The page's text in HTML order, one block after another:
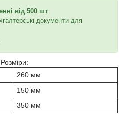
від 500 шт
документи для
Розміри:
260 мм
150 мм
350 мм